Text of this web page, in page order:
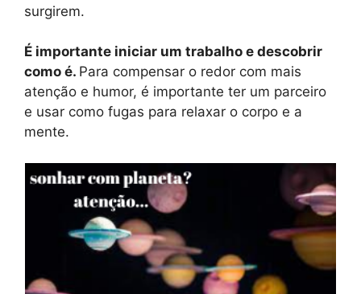
surgirem.
É importante iniciar um trabalho e descobrir
como é. Para compensar o redor com mais
atenção e humor, é importante ter um parceiro
e usar como fugas para relaxar o corpo e a
mente.